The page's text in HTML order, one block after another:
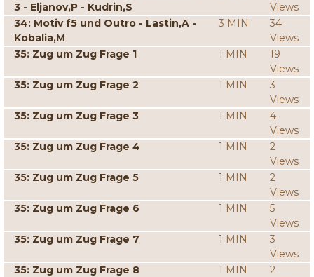
3 - Eljanov,P - Kudrin,S
Views
34: Motiv f5 und Outro - Lastin,A -
Kobalia,M
3 MIN
34
Views
35: Zug um Zug Frage 1
1 MIN
19
Views
35: Zug um Zug Frage 2
1 MIN
3
Views
35: Zug um Zug Frage 3
1 MIN
4
Views
35: Zug um Zug Frage 4
1 MIN
2
Views
35: Zug um Zug Frage 5
1 MIN
2
Views
35: Zug um Zug Frage 6
1 MIN
5
Views
35: Zug um Zug Frage 7
1 MIN
3
Views
35: Zug um Zug Frage 8
1 MIN
2